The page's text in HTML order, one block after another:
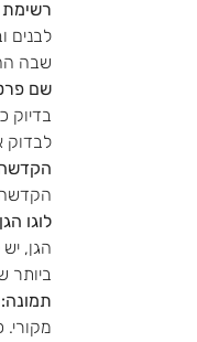
לבנים
שבה
שם
בדיוק
לבדוק
הקדשה
לוגו
הגן,
ביותר
תמונה:
מקורי.